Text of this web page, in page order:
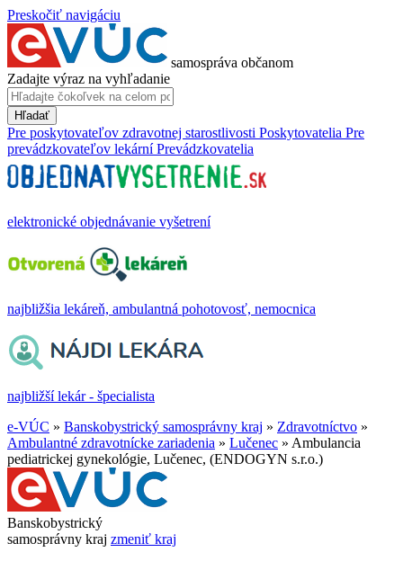
Preskočiť navigáciu
samospráva občanom
Zadajte výraz na vyhľadanie
Hľadať
Pre poskytovateľov zdravotnej starostlivosti Poskytovatelia Pre
prevádzkovateľov lekární Prevádzkovatelia
elektronické objednávanie vyšetrení
najbližšia lekáreň, ambulantná pohotovosť, nemocnica
najbližší lekár - špecialista
e-VÚC » Banskobystrický samosprávny kraj » Zdravotníctvo »
Ambulantné zdravotnícke zariadenia » Lučenec » Ambulancia
pediatrickej gynekológie, Lučenec, (ENDOGYN s.r.o.)
Banskobystrický
samosprávny kraj zmeniť kraj